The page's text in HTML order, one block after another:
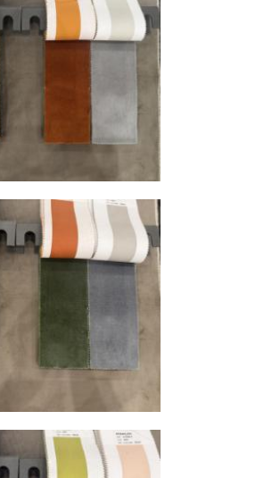
по Москве и Московской
и МО предусмотрены
адреса
— транспортировка
склада непосредственно к
с соблюдением сроков
выгрузка —
грузчики
разгрузку с применением
оборудования и техники
— доставка мебели и
в квартиры и офисы с
лифтов или монтажных
и расстановка— специалисты
товар и устанавливают его в